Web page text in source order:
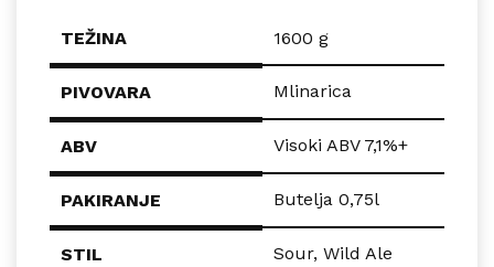
TEŽINA 1600 g
PIVOVARA Mlinarica
ABV Visoki ABV 7,1%+
PAKIRANJE Butelja 0,75l
STIL Sour, Wild Ale